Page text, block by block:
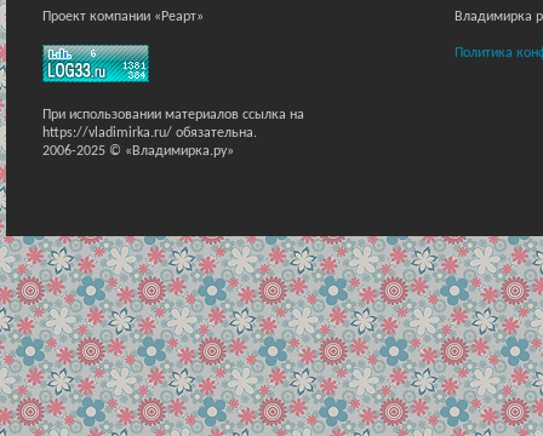
Проект компании «Реарт»
При использовании материалов ссылка на
https://vladimirka.ru/ обязательна.
2006-2025 © «Владимирка.ру»
Владимирка
Политика